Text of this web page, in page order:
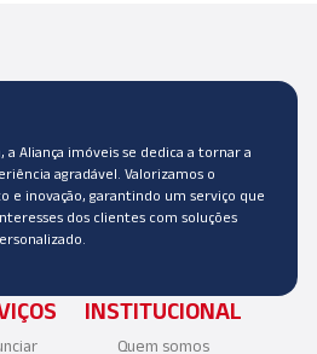
a Aliança imóveis se dedica a tornar a
agradável. Valorizamos o
inovação, garantindo um serviço que
dos clientes com soluções
INSTITUCIONAL
Quem somos